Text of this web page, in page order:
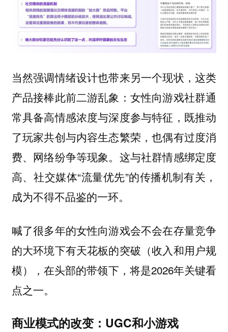
当然强调情绪设计也带来另一个现状，这类
产品接棒此前二游乱象：女性向游戏社群通
常具备高情感浓度与深度参与特征，既推动
了玩家共创与内容生态繁荣，也偶有过度消
费、网络纷争等现象。这与社群情感绑定度
高、社交媒体“流量优先”的传播机制有关，
成为不得不品鉴的一环。
喊了很多年的女性向游戏会不会在存量竞争
的大环境下有天花板的突破（收入和用户规
模），在头部的带领下，将是2026年关键看
点之一。
商业模式的改变：UGC和小游戏